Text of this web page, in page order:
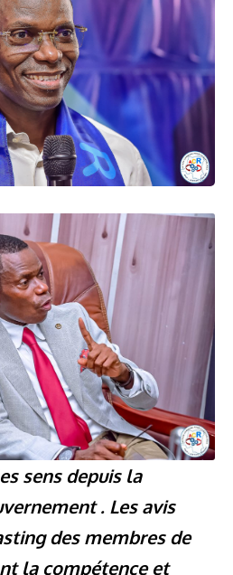
sens depuis la
. Les avis
des membres de
la compétence et